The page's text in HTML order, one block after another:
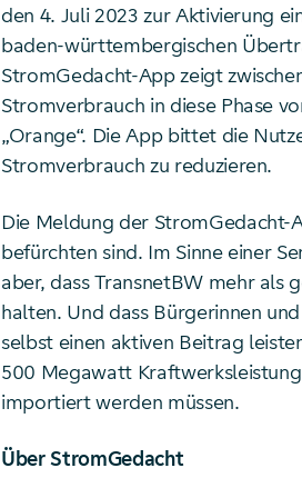
den 4. Juli 2023 zur Aktivierung
baden-württembergischen
StromGedacht-App zeigt
Stromverbrauch in diese Phase
„Orange“. Die App bittet die
Stromverbrauch zu reduzieren.
Die Meldung der StromGedacht-
befürchten sind. Im Sinne einer
aber, dass TransnetBW mehr als
halten. Und dass Bürgerinnen
selbst einen aktiven Beitrag
500 Megawatt
importiert werden müssen.
Über StromGedacht